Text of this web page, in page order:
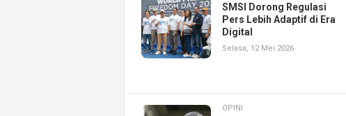
SMSI Dorong Regulasi
Pers Lebih Adaptif di Era
Digital
Selasa, 12 Mei 2026
OPINI